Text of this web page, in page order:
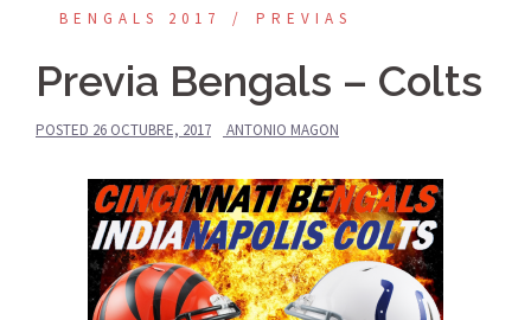
BENGALS 2017 PREVIAS
Previa Bengals – Colts
POSTED 26 OCTUBRE, 2017 ANTONIO MAGON